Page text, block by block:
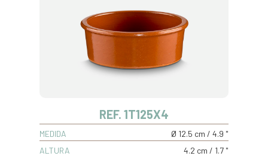
REF. 1T125X4
MEDIDA
Ø 12.5 cm / 4.9 "
ALTURA
4.2 cm / 1.7 "